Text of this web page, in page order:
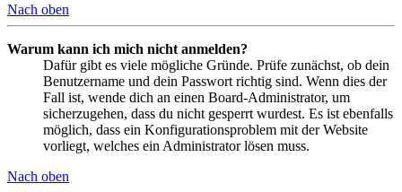
Nach oben
Warum kann ich mich nicht anmelden?
Dafür gibt es viele mögliche Gründe. Prüfe zunächst, ob dein
Benutzername und dein Passwort richtig sind. Wenn dies der
Fall ist, wende dich an einen Board-Administrator, um
sicherzugehen, dass du nicht gesperrt wurdest. Es ist ebenfalls
möglich, dass ein Konfigurationsproblem mit der Website
vorliegt, welches ein Administrator lösen muss.
Nach oben